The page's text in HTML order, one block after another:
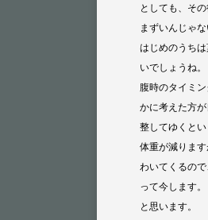
としても、そ
まずいんじゃ
はじめのうち
いでしょうね
腹時のタイミ
かに考えた方
整してゆくと
体重が減りま
わいてくるの
って今します
と思います。